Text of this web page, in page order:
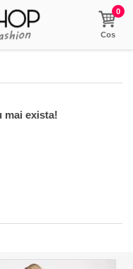
0
Cos
mai exista!